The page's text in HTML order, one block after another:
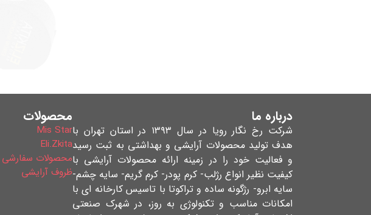
درباره ما
شرکت رخ نگار رویا در سال ۱۳۹۳ در استان تهران با
هدف تولید محصولات آرایشی و بهداشتی به ثبت رسید
و فعالیت خود را در زمینه ارائه محصولات آرایشی با
کیفیت نظیر انواع رژلب- کرم پودر- کرم گریم- سایه چشم-
سایه ابرو- رژگونه ساده و تراکوتا با تاسیس کارخانه ای با
امکانات مناسب و تکنولوژی به روز، در شهرک صنعتی
محصولات
Mis Star
Eli.Zkita
محصولات سفارشی
ظروف آرایشی